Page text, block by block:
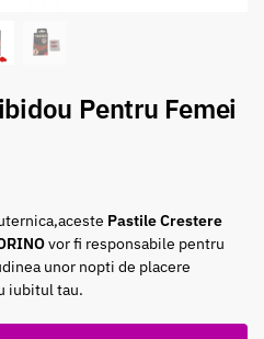
Pentru Femei
Pastile Crestere
vor fi responsabile pentru
unor nopti de placere
iubitul tau.